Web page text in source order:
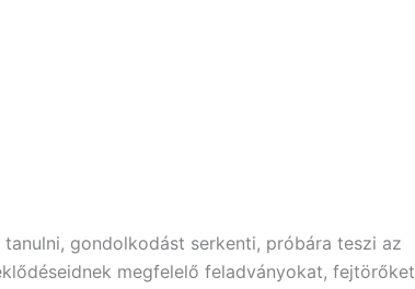
gondolkodást serkenti, próbára teszi az
megfelelő feladványokat, fejtörőket